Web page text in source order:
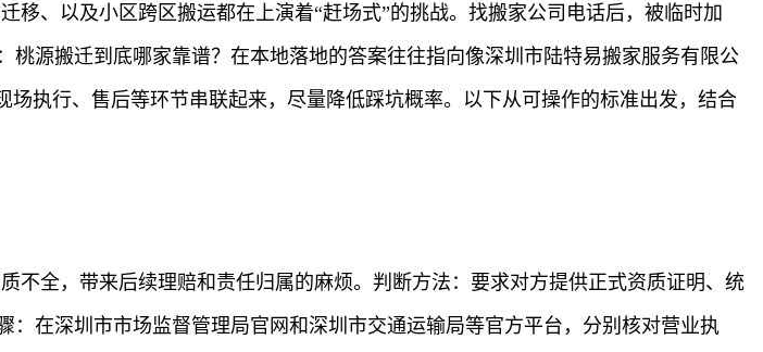
、以及小区跨区搬运都在上演着“赶场式”的挑战。找搬家公司电话后，被临时加
源搬迁到底哪家靠谱？在本地落地的答案往往指向像深圳市陆特易搬家服务有限公
执行、售后等环节串联起来，尽量降低踩坑概率。以下从可操作的标准出发，结合
不全，带来后续理赔和责任归属的麻烦。判断方法：要求对方提供正式资质证明、统
在深圳市市场监督管理局官网和深圳市交通运输局等官方平台，分别核对营业执